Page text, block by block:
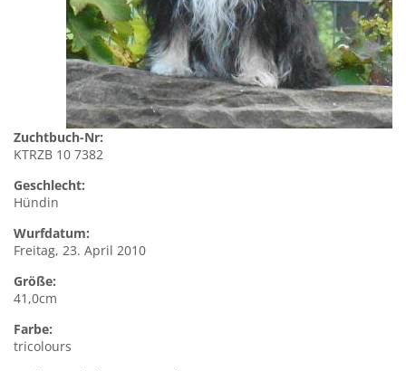
Zuchtbuch-Nr:
KTRZB 10 7382
Geschlecht:
Hündin
Wurfdatum:
Freitag, 23. April 2010
Größe:
41,0cm
Farbe:
tricolours